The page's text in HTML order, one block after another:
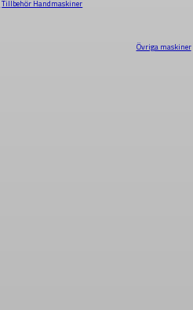
Tillbehör Handmaskiner
Övriga maskiner